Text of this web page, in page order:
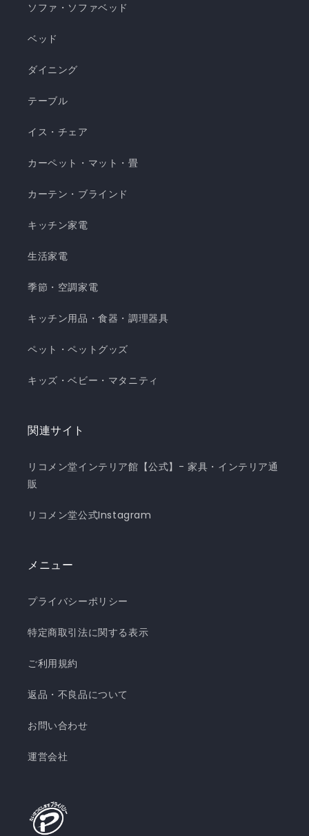
シブル仕様 ・柔らかくてとろっとしたくしゅくし
濯できてお手入れ簡単 瞬間避暑地 くしゅくしゅケ
暑地 くしゅくしゅケット SD...
ソファ・ソファベッド
ベッド
ダイニング
テーブル
イス・チェア
カーペット・マット・畳
カーテン・ブラインド
キッチン家電
生活家電
季節・空調家電
キッチン用品・食器・調理器具
ペット・ペットグッズ
キッズ・ベビー・マタニティ
関連サイト
リコメン堂インテリア館【公式】- 家具・インテリア通
販
リコメン堂公式Instagram
メニュー
プライバシーポリシー
特定商取引法に関する表示
ご利用規約
返品・不良品について
お問い合わせ
運営会社